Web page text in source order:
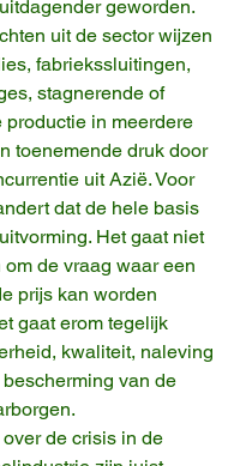
geworden.
uit de sector wijzen
fabriekssluitingen,
stagnerende of
productie in meerdere
toenemende druk door
uit Azië. Voor
dat de hele basis
Het gaat niet
de vraag waar een
prijs kan worden
gaat erom tegelijk
kwaliteit, naleving
van de
de crisis in de